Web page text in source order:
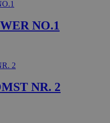
NO.1
NR. 2